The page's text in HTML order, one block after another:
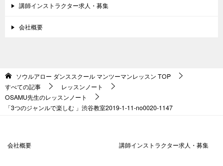
講師インストラクター求人・募集
会社概要
ソウルアロー ダンススクール マンツーマンレッスン TOP
すべての記事
レッスンノート
OSAMU先生のレッスンノート
「3つのジャンルで楽しむ 」渋谷教室2019-1-11-no0020-1147
会社概要 講師インストラクター求人・募集